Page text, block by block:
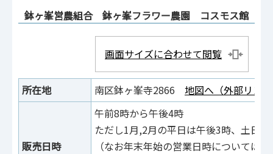
鉢ヶ峯営農組合 鉢ヶ峯フラワー農園 コスモス館
画面サイズに合わせて閲覧
所在地 南区鉢ヶ峯寺2866 地図へ（外部リン
販売日時
午前8時から午後4時
ただし1月,2月の平日は午後3時、土日
（なお年末年始の営業日時については